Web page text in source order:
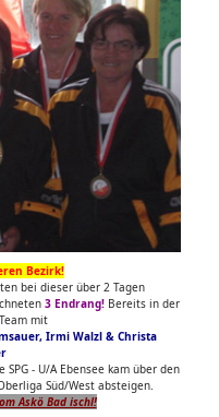
Bezirk!
bei dieser über 2 Tagen
3 Endrang! Bereits in der
mit
Irmi Walzl & Christa
- U/A Ebensee kam über den
Süd/West absteigen.
Askö Bad ischl!